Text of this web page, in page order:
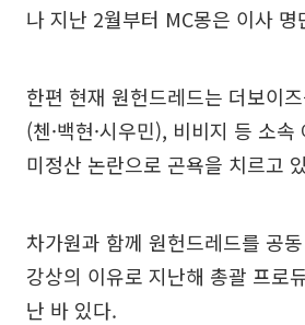
나 지난 2월부터 MC몽은 이사
한편 현재 원헌드레드는 더보이
(첸·백현·시우민), 비비지 등 소
미정산 논란으로 곤욕을 치르고
차가원과 함께 원헌드레드를 공
강상의 이유로 지난해 총괄 프로
난 바 있다.